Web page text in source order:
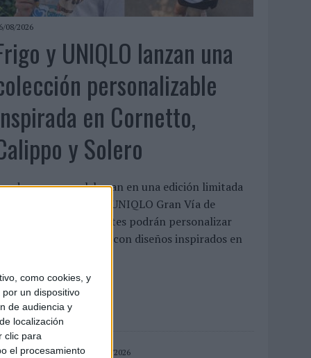
como cookies, y
un dispositivo
de audiencia y
localización
clic para
el procesamiento
08/2026
y UNIQLO lanzan una
personalizable
en Cornetto,
y Solero
dos marcas colaboran en una edición limitada
disponible en la tienda UNIQLO Gran Vía de
Madrid, donde los clientes podrán personalizar
camisetas y bolsas tote con diseños inspirados en
LEER MÁS
04/08/2026